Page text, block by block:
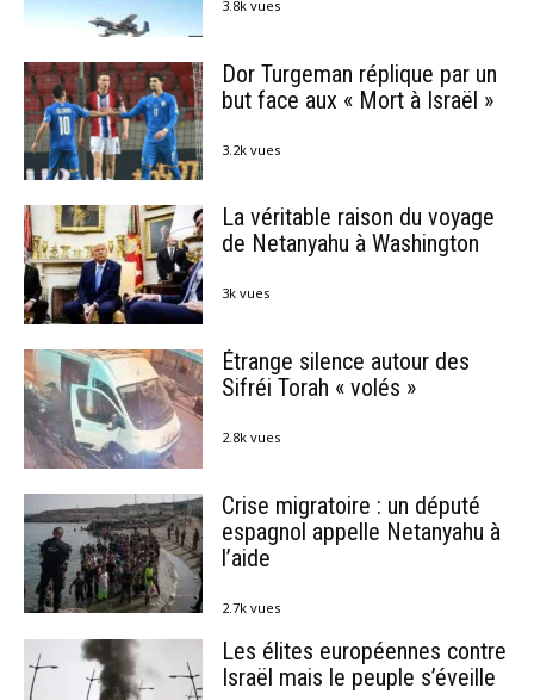
3.8k vues
Dor Turgeman réplique par un
but face aux « Mort à Israël »
3.2k vues
La véritable raison du voyage
de Netanyahu à Washington
3k vues
Étrange silence autour des
Sifréi Torah « volés »
2.8k vues
Crise migratoire : un député
espagnol appelle Netanyahu à
l’aide
2.7k vues
Les élites européennes contre
Israël mais le peuple s’éveille